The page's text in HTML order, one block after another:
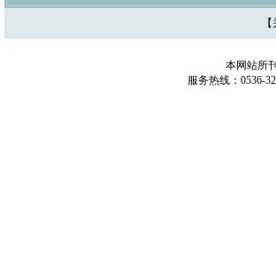
【
本网站所
服务热线：0536-